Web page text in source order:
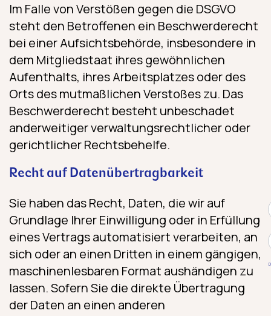
Im Falle von Verstößen gegen die DSGVO
steht den Betroffenen ein Beschwerderecht
bei einer Aufsichtsbehörde, insbesondere in
dem Mitgliedstaat ihres gewöhnlichen
Aufenthalts, ihres Arbeitsplatzes oder des
Orts des mutmaßlichen Verstoßes zu. Das
Beschwerderecht besteht unbeschadet
anderweitiger verwaltungsrechtlicher oder
gerichtlicher Rechtsbehelfe.
Recht auf Daten­übertrag­barkeit
Sie haben das Recht, Daten, die wir auf
Grundlage Ihrer Einwilligung oder in Erfüllung
eines Vertrags automatisiert verarbeiten, an
sich oder an einen Dritten in einem gängigen,
maschinenlesbaren Format aushändigen zu
lassen. Sofern Sie die direkte Übertragung
der Daten an einen anderen